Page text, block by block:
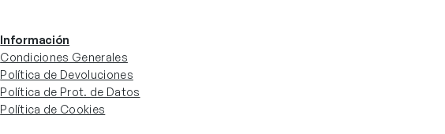
Información
Condiciones Generales
Política de Devoluciones
Política de Prot. de Datos
Política de Cookies